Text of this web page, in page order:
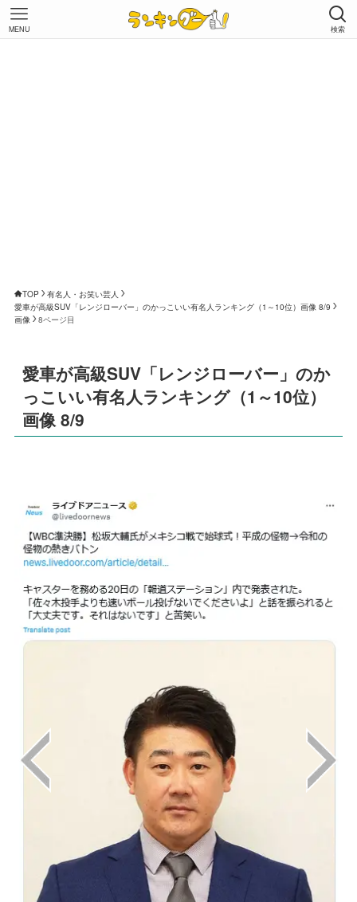
検索
MENU
TOP
有名人・お笑い芸人
愛車が高級SUV「レンジローバー」のかっこいい有名人ランキング（1～10位）画像 8/9
画像
8ページ目
愛車が高級SUV「レンジローバー」のか
っこいい有名人ランキング（1～10位）
画像 8/9